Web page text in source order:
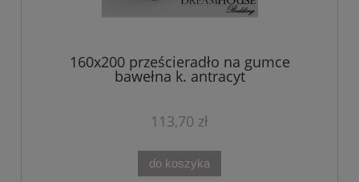
160x200 prześcieradło na gumce
bawełna k. antracyt
113,70 zł
do koszyka